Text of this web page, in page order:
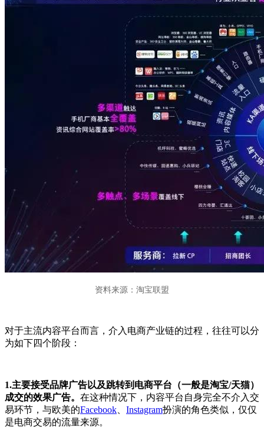
资料来源：淘宝联盟
对于主流内容平台而言，介入电商产业链的过程，往往可以分
为如下四个阶段：
1.主要接受品牌广告以及跳转到电商平台（一般是淘宝/天猫）
成交的效果广告。 在这种情况下，内容平台自身完全不介入交
易环节，与欧美的Facebook Instagram扮演的角色类似，仅仅
是电商交易的流量来源。